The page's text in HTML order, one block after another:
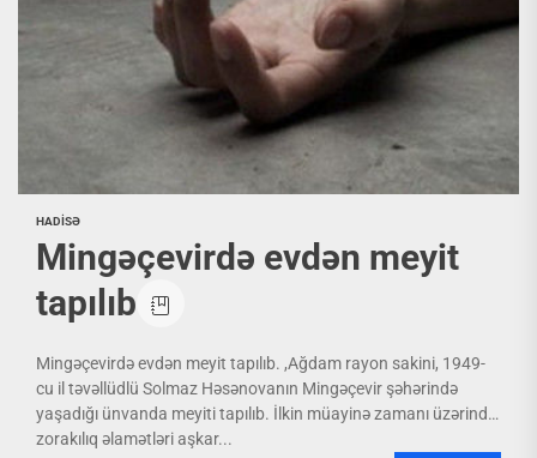
HADİSƏ
Mingəçevirdə evdən meyit
tapılıb
Mingəçevirdə evdən meyit tapılıb. ,Ağdam rayon sakini, 1949-
cu il təvəllüdlü Solmaz Həsənovanın Mingəçevir şəhərində
yaşadığı ünvanda meyiti tapılıb. İlkin müayinə zamanı üzərində
zorakılıq əlamətləri aşkar...